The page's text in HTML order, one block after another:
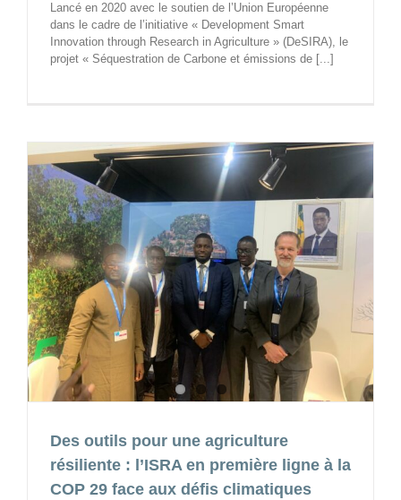
Lancé en 2020 avec le soutien de l’Union Européenne
dans le cadre de l’initiative « Development Smart
Innovation through Research in Agriculture » (DeSIRA), le
projet « Séquestration de Carbone et émissions de [...]
Des outils pour une agriculture
résiliente : l’ISRA en première ligne à la
COP 29 face aux défis climatiques